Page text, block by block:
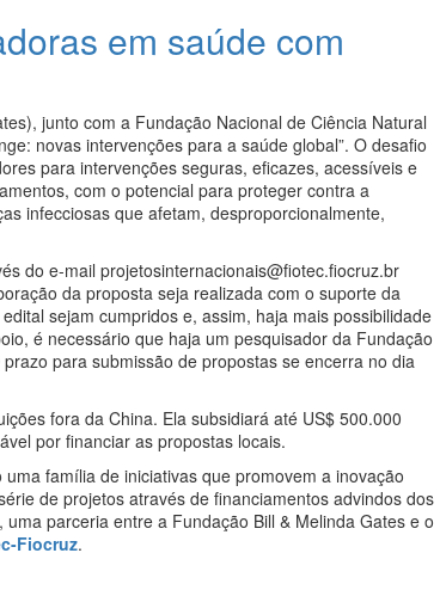
em saúde com
junto com a Fundação Nacional de Ciência Natural
novas intervenções para a saúde global”. O desafio
para intervenções seguras, eficazes, acessíveis e
com o potencial para proteger contra a
infecciosas que afetam, desproporcionalmente,
do e-mail projetosinternacionais@fiotec.fiocruz.br
da proposta seja realizada com o suporte da
sejam cumpridos e, assim, haja mais possibilidade
é necessário que haja um pesquisador da Fundação
para submissão de propostas se encerra no dia
fora da China. Ela subsidiará até US$ 500.000
por financiar as propostas locais.
família de iniciativas que promovem a inovação
de projetos através de financiamentos advindos dos
parceria entre a Fundação Bill & Melinda Gates e o
Fiocruz.